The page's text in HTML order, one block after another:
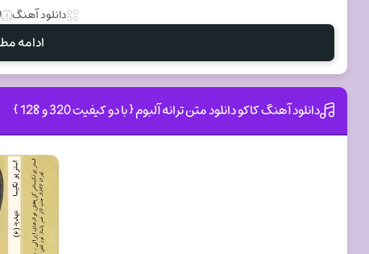
دانلود آهنگ
ادامه
دانلود آهنگ کاکو دانلود متن ترانه آلبوم { با دو کیفیت 320 و 128 }